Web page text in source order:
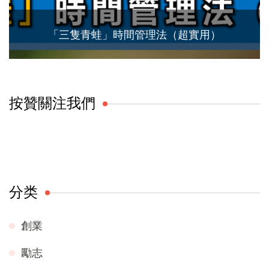
「三隻青蛙」時間管理法（超實用）
按贊關注我們
分类
創業
勵志